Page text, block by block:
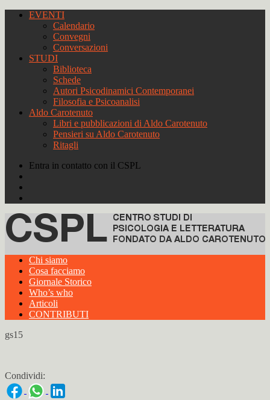
EVENTI
Calendario
Convegni
Conversazioni
STUDI
Biblioteca
Schede
Autori Psicodinamici Contemporanei
Filosofia e Psicoanalisi
Aldo Carotenuto
Libri e pubblicazioni di Aldo Carotenuto
Pensieri su Aldo Carotenuto
Ritagli
Entra in contatto con il CSPL
Chi siamo
Cosa facciamo
Giornale Storico
Who’s who
Articoli
CONTRIBUTI
gs15
Condividi: